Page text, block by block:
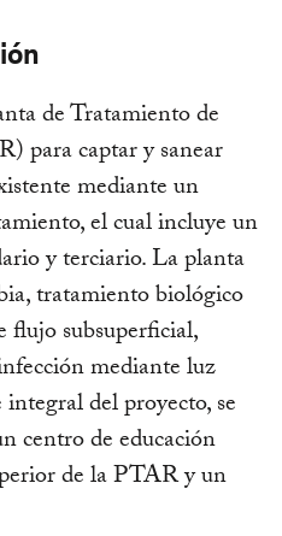
de Tratamiento de
para captar y sanear
mediante un
el cual incluye un
y terciario. La planta
tratamiento biológico
flujo subsuperficial,
mediante luz
del proyecto, se
centro de educación
de la PTAR y un